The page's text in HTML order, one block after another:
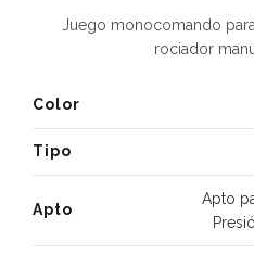
Juego monocomando
rociador
Color
Tipo
Apto
Apto